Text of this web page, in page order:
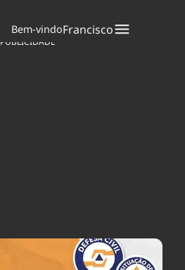
Indicadores
Meio Ambiente
Bem-vindoFrancisco
PUBLICIDADE